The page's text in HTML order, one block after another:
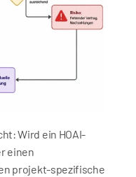
Wird ein HOAI-
einen
projekt-spezifische